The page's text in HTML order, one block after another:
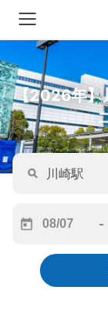
【2026年】
forward
interact
-